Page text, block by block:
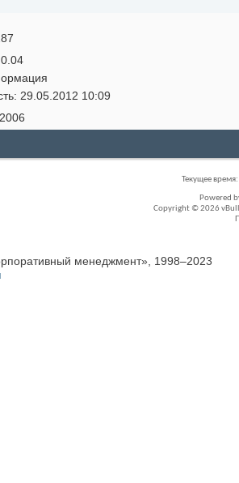
0.04
29.05.2012 10:09
Текущее время:
Powered
Copyright © 2026
менеджмент», 1998–2023